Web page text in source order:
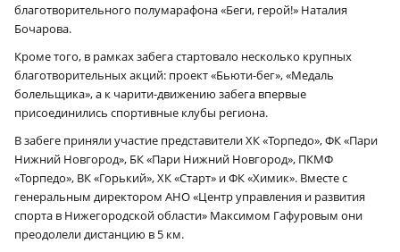
благотворительного полумарафона «Беги, герой!» Наталия
Бочарова.
Кроме того, в рамках забега стартовало несколько крупных
благотворительных акций: проект «Бьюти-бег», «Медаль
болельщика», а к чарити-движению забега впервые
присоединились спортивные клубы региона.
В забеге приняли участие представители ХК «Торпедо», ФК «Пари
Нижний Новгород», БК «Пари Нижний Новгород», ПКМФ
«Торпедо», ВК «Горький», ХК «Старт» и ФК «Химик». Вместе с
генеральным директором АНО «Центр управления и развития
спорта в Нижегородской области» Максимом Гафуровым они
преодолели дистанцию в 5 км.